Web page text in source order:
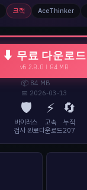
크랙 AceThinker
⬇ 무료 다운로드
v6.2.8.0 | 84 MB
📦 84 MB
📅 2026-03-13
🛡️
바이러스
검사 완료
⚡
고속
다운로드
🔄
누적
207